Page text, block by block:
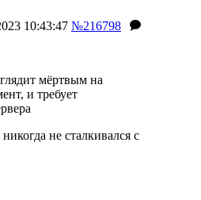
10:43:47 №216798
мёртвым на
и требует
не сталкивался с